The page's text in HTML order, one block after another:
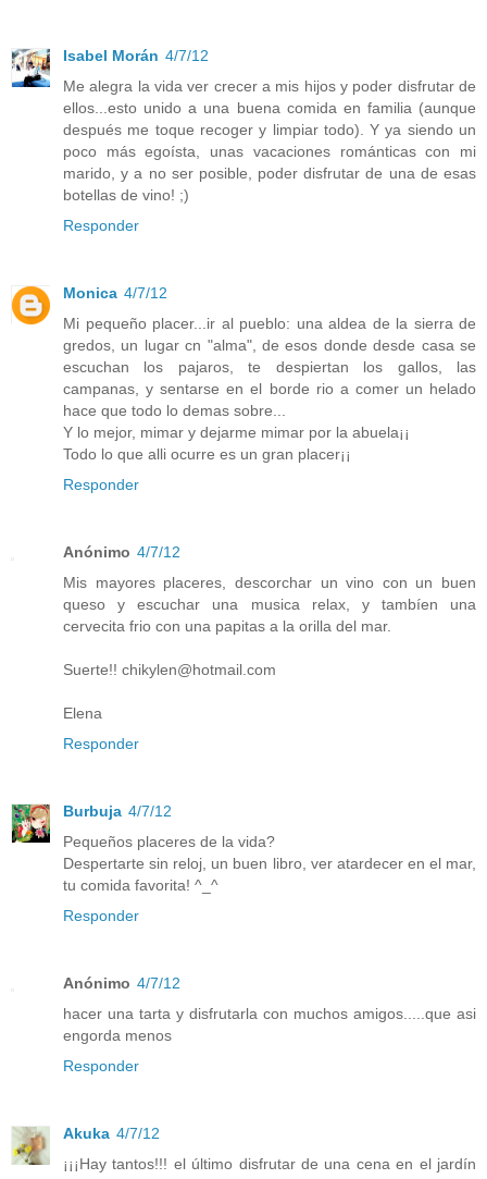
Isabel Morán 4/7/12
Me alegra la vida ver crecer a mis hijos y poder disfrutar de
ellos...esto unido a una buena comida en familia (aunque
después me toque recoger y limpiar todo). Y ya siendo un
poco más egoísta, unas vacaciones románticas con mi
marido, y a no ser posible, poder disfrutar de una de esas
botellas de vino! ;)
Responder
Monica 4/7/12
Mi pequeño placer...ir al pueblo: una aldea de la sierra de
gredos, un lugar cn "alma", de esos donde desde casa se
escuchan los pajaros, te despiertan los gallos, las
campanas, y sentarse en el borde rio a comer un helado
hace que todo lo demas sobre...
Y lo mejor, mimar y dejarme mimar por la abuela¡¡
Todo lo que alli ocurre es un gran placer¡¡
Responder
Anónimo 4/7/12
Mis mayores placeres, descorchar un vino con un buen
queso y escuchar una musica relax, y tambíen una
cervecita frio con una papitas a la orilla del mar.
Suerte!! chikylen@hotmail.com
Elena
Responder
Burbuja 4/7/12
Pequeños placeres de la vida?
Despertarte sin reloj, un buen libro, ver atardecer en el mar,
tu comida favorita! ^_^
Responder
Anónimo 4/7/12
hacer una tarta y disfrutarla con muchos amigos.....que asi
engorda menos
Responder
Akuka 4/7/12
¡¡¡Hay tantos!!! el último disfrutar de una cena en el jardín